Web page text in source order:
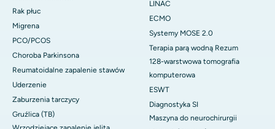
Rak płuc
Migrena
PCO/PCOS
Choroba Parkinsona
Reumatoidalne zapalenie stawów
Uderzenie
Zaburzenia tarczycy
Gruźlica (TB)
LINAC
ECMO
Systemy MOSE 2.0
Terapia parą wodną Rezum
128-warstwowa tomografia
komputerowa
ESWT
Diagnostyka SI
Maszyna do neurochirurgii